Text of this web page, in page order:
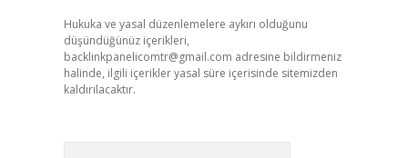
Hukuka ve yasal düzenlemelere aykırı olduğunu
düşündüğünüz içerikleri,
backlinkpanelicomtr@gmail.com adresine bildirmeniz
halinde, ilgili içerikler yasal süre içerisinde sitemizden
kaldırılacaktır.